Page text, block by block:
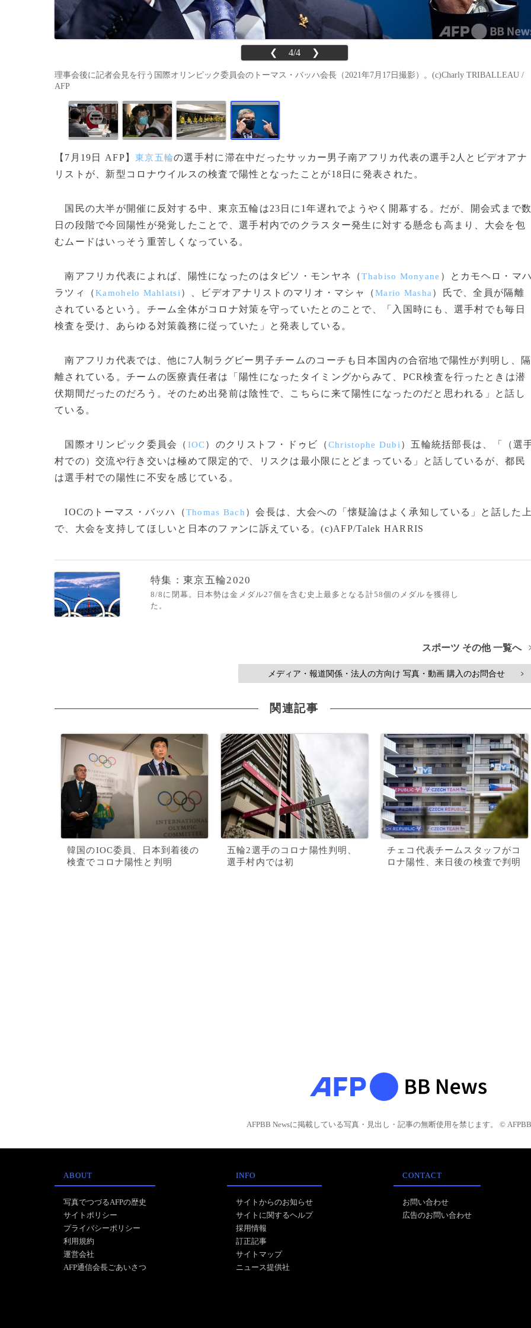
❮ 4/4 ❯
理事会後に記者会見を行う国際オリンピック委員会のトーマス・バッハ会長（2021年7月17日撮影）。(c)Charly TRIBALLEAU /
AFP
【7月19日 AFP】東京五輪の選手村に滞在中だったサッカー男子南アフリカ代表の選手2人とビデオアナ
リストが、新型コロナウイルスの検査で陽性となったことが18日に発表された。
国民の大半が開催に反対する中、東京五輪は23日に1年遅れでようやく開幕する。だが、開会式まで
日の段階で今回陽性が発覚したことで、選手村内でのクラスター発生に対する懸念も高まり、大会を包
むムードはいっそう重苦しくなっている。
南アフリカ代表によれば、陽性になったのはタビソ・モンヤネ（Thabiso Monyane ）とカモヘロ・マ
ラツィ（Kamohelo Mahlatsi ）、ビデオアナリストのマリオ・マシャ（Mario Masha ）氏で、全員が隔離
されているという。チーム全体がコロナ対策を守っていたとのことで、「入国時にも、選手村でも毎日
検査を受け、あらゆる対策義務に従っていた」と発表している。
南アフリカ代表では、他に7人制ラグビー男子チームのコーチも日本国内の合宿地で陽性が判明し、隔
離されている。チームの医療責任者は「陽性になったタイミングからみて、PCR検査を行ったときは潜
伏期間だったのだろう。そのため出発前は陰性で、こちらに来て陽性になったのだと思われる」と話し
ている。
国際オリンピック委員会（ IOC）のクリストフ・ドゥビ（Christophe Dubi ）五輪統括部長は、「（選
村での）交流や行き交いは極めて限定的で、リスクは最小限にとどまっている」と話しているが、都民
は選手村での陽性に不安を感じている。
IOCのトーマス・バッハ（Thomas Bach ）会長は、大会への「懐疑論はよく承知している」と話した
で、大会を支持してほしいと日本のファンに訴えている。(c)AFP/Talek HARRIS
特集：東京五輪2020
8/8に閉幕。日本勢は金メダル27個を含む史上最多となる計58個のメダルを獲得し
た。
スポーツ その他 一覧へ
メディア・報道関係・法人の方向け 写真・動画 購入のお問合せ >
関連記事
韓国のIOC委員、日本到着後の
検査でコロナ陽性と判明
五輪2選手のコロナ陽性判明、
選手村内では初
チェコ代表チームスタッフがコ
ロナ陽性、来日後の検査で判明
AFPBB Newsに掲載している写真・見出し・記事の無断使用を禁じます。 © AFPBB
ABOUT
写真でつづるAFPの歴史
サイトポリシー
プライバシーポリシー
利用規約
運営会社
AFP通信会長ごあいさつ
INFO
サイトからのお知らせ
サイトに関するヘルプ
採用情報
訂正記事
サイトマップ
ニュース提供社
CONTACT
お問い合わせ
広告のお問い合わせ